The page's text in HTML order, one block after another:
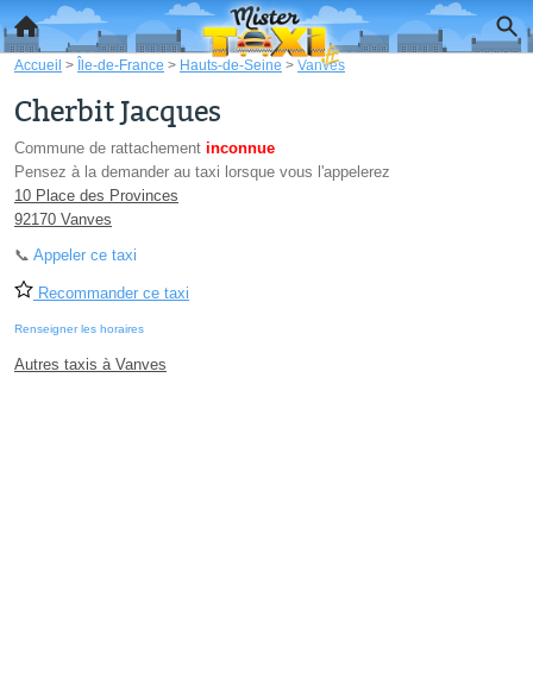
Accueil > Île-de-France > Hauts-de-Seine > Vanves
Cherbit Jacques
Commune de rattachement inconnue
Pensez à la demander au taxi lorsque vous l'appelerez
10 Place des Provinces
92170 Vanves
📞 Appeler ce taxi
Recommander ce taxi
Renseigner les horaires
Autres taxis à Vanves